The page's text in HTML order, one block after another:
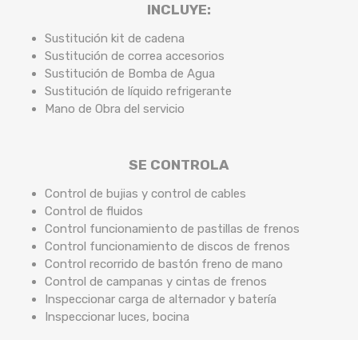
INCLUYE:
Sustitución kit de cadena
Sustitución de correa accesorios
Sustitución de Bomba de Agua
Sustitución de líquido refrigerante
Mano de Obra del servicio
SE CONTROLA
Control de bujias y control de cables
Control de fluidos
Control funcionamiento de pastillas de frenos
Control funcionamiento de discos de frenos
Control recorrido de bastón freno de mano
Control de campanas y cintas de frenos
Inspeccionar carga de alternador y batería
Inspeccionar luces, bocina